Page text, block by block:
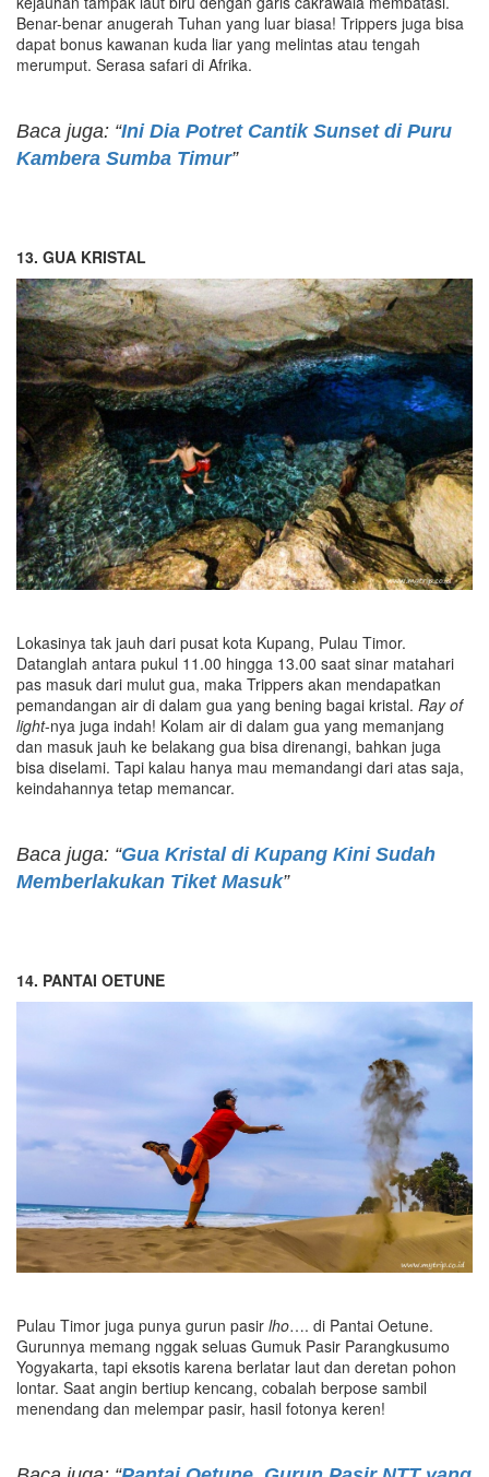
Benar-benar anugerah Tuhan yang luar biasa! Trippers juga bisa
dapat bonus kawanan kuda liar yang melintas atau tengah
merumput. Serasa safari di Afrika.
Baca juga: “Ini Dia Potret Cantik Sunset di Puru
Kambera Sumba Timur”
13. GUA KRISTAL
Lokasinya tak jauh dari pusat kota Kupang, Pulau Timor.
Datanglah antara pukul 11.00 hingga 13.00 saat sinar matahari
pas masuk dari mulut gua, maka Trippers akan mendapatkan
pemandangan air di dalam gua yang bening bagai kristal. Ray of
light-nya juga indah! Kolam air di dalam gua yang memanjang
dan masuk jauh ke belakang gua bisa direnangi, bahkan juga
bisa diselami. Tapi kalau hanya mau memandangi dari atas saja,
keindahannya tetap memancar.
Baca juga: “Gua Kristal di Kupang Kini Sudah
Memberlakukan Tiket Masuk”
14. PANTAI OETUNE
Pulau Timor juga punya gurun pasir lho…. di Pantai Oetune.
Gurunnya memang nggak seluas Gumuk Pasir Parangkusumo
Yogyakarta, tapi eksotis karena berlatar laut dan deretan pohon
lontar. Saat angin bertiup kencang, cobalah berpose sambil
menendang dan melempar pasir, hasil fotonya keren!